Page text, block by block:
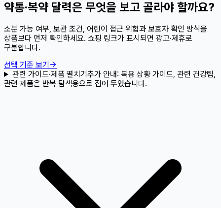
약통·복약 달력은 무엇을 보고 골라야 할까요?
소분 가능 여부, 보관 조건, 어린이 접근 위험과 보호자 확인 방식을
상품보다 먼저 확인하세요. 쇼핑 링크가 표시되면 광고·제휴로
구분합니다.
선택 기준 보기 →
관련 가이드·제품 펼치기추가 안내: 복용 상황 가이드, 관련 건강팁,
관련 제품은 반복 탐색용으로 접어 두었습니다.